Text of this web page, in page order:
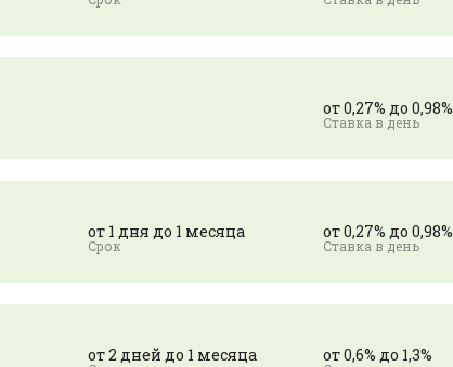
от 0,27% до 0,98%
от 1 дня до 1 месяца от 0,27% до 0,98%
от 2 дней до 1 месяца от 0,6% до 1,3%